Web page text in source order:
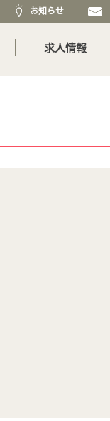
お知らせ
求人情報